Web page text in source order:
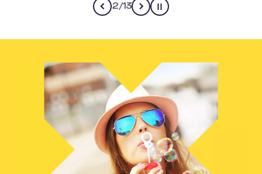
2/13